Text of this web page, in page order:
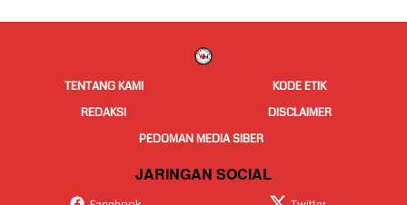
TENTANG KAMI
KODE ETIK
REDAKSI
DISCLAIMER
PEDOMAN MEDIA SIBER
JARINGAN SOCIAL